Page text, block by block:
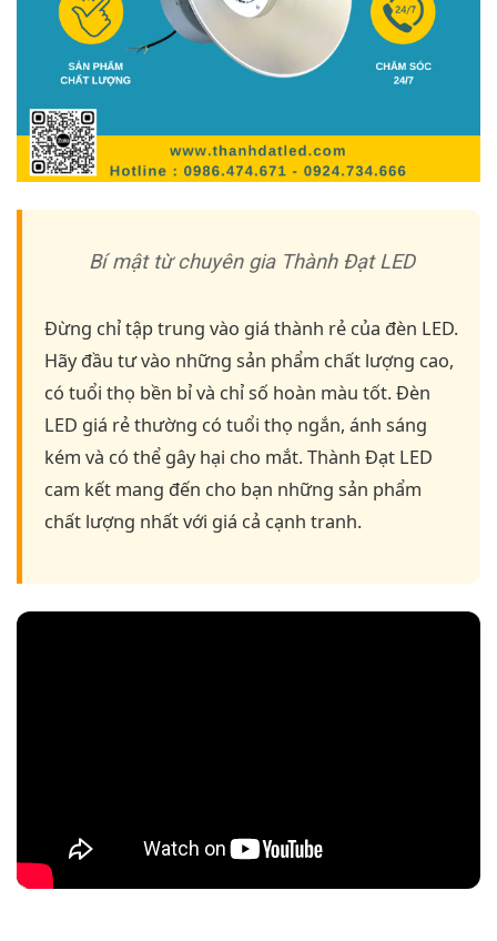
Bí mật từ chuyên gia Thành Đạt LED
Đừng chỉ tập trung vào giá thành rẻ của đèn LED.
Hãy đầu tư vào những sản phẩm chất lượng cao,
có tuổi thọ bền bỉ và chỉ số hoàn màu tốt. Đèn
LED giá rẻ thường có tuổi thọ ngắn, ánh sáng
kém và có thể gây hại cho mắt. Thành Đạt LED
cam kết mang đến cho bạn những sản phẩm
chất lượng nhất với giá cả cạnh tranh.